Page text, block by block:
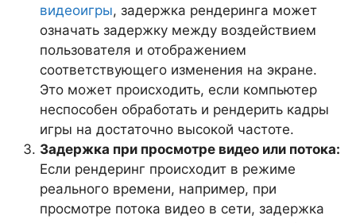
видеоигры, задержка рендеринга может
означать задержку между воздействием
пользователя и отображением
соответствующего изменения на экране.
Это может происходить, если компьютер
неспособен обработать и рендерить кадры
игры на достаточно высокой частоте.
Задержка при просмотре видео или потока:
Если рендеринг происходит в режиме
реального времени, например, при
просмотре потока видео в сети, задержка